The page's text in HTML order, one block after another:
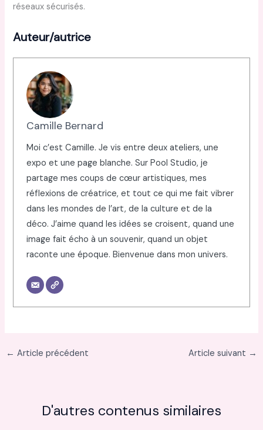
réseaux sécurisés.
Auteur/autrice
Camille Bernard
Moi c’est Camille. Je vis entre deux ateliers, une
expo et une page blanche. Sur Pool Studio, je
partage mes coups de cœur artistiques, mes
réflexions de créatrice, et tout ce qui me fait vibrer
dans les mondes de l’art, de la culture et de la
déco. J’aime quand les idées se croisent, quand une
image fait écho à un souvenir, quand un objet
raconte une époque. Bienvenue dans mon univers.
← Article précédent Article suivant →
D'autres contenus similaires